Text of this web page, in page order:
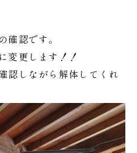
確認です。
変更します！！
認しながら解体してくれ